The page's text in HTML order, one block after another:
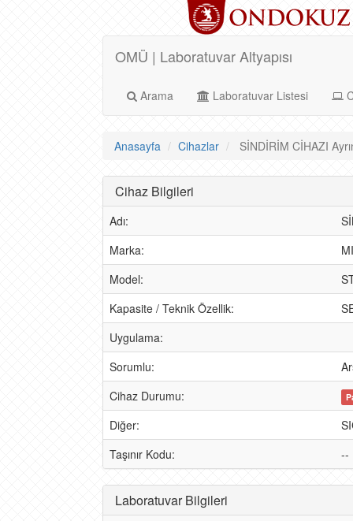
OMÜ | Laboratuvar Altyapısı
Arama Laboratuvar Listesi
Anasayfa Cihazlar SİNDİRİM CİHAZI
Cihaz Bilgileri
Adı:
Marka:
Model:
Kapasite / Teknik Özellik:
Uygulama:
Sorumlu:
Cihaz Durumu:
Diğer:
Taşınır Kodu:
--
Laboratuvar Bilgileri